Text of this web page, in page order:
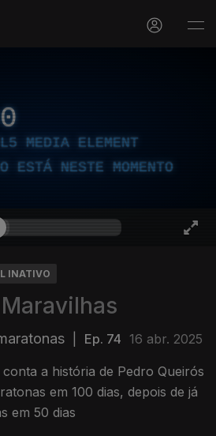
MEDIA ELEMENT
ESTÁ NESTE MOMENTO
INATIVO
Ep. 74 16 abr. 2025
a história de Pedro Queirós
em 100 dias, depois de já
em 50 dias